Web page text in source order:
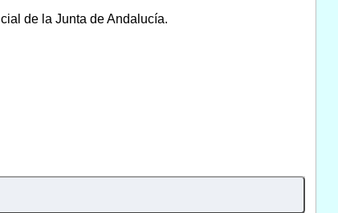
de la Junta de Andalucía.